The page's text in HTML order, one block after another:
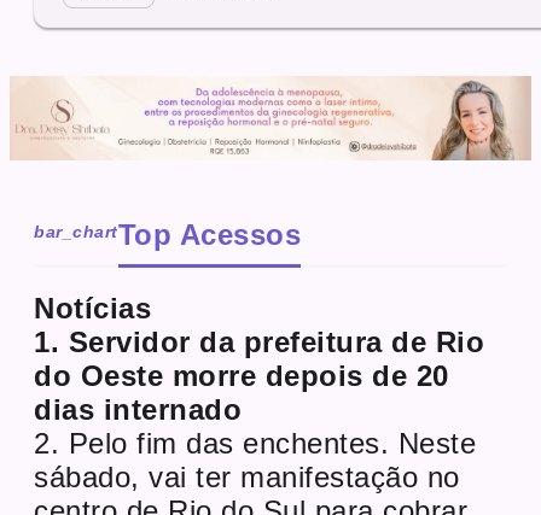
bar_chartTop Acessos
Notícias
1. Servidor da prefeitura de Rio
do Oeste morre depois de 20
dias internado
2. Pelo fim das enchentes. Neste
sábado, vai ter manifestação no